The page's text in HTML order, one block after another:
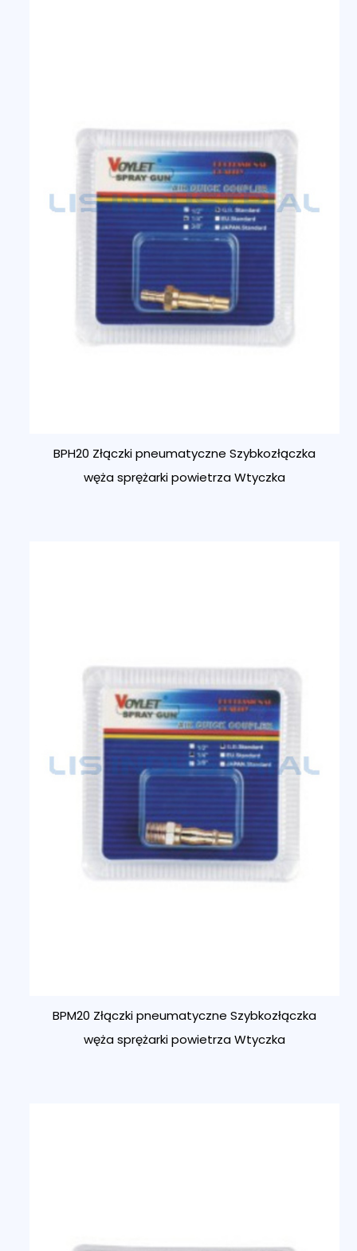
BPH20 Złączki pneumatyczne Szybkozłączka
węża sprężarki powietrza Wtyczka
BPM20 Złączki pneumatyczne Szybkozłączka
węża sprężarki powietrza Wtyczka